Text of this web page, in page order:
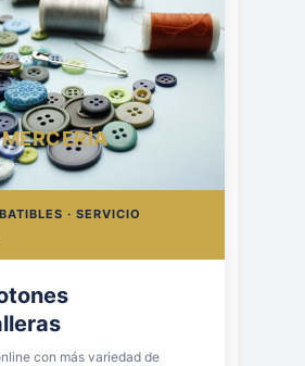
MERCERÍA
· SERVICIO
con más variedad de